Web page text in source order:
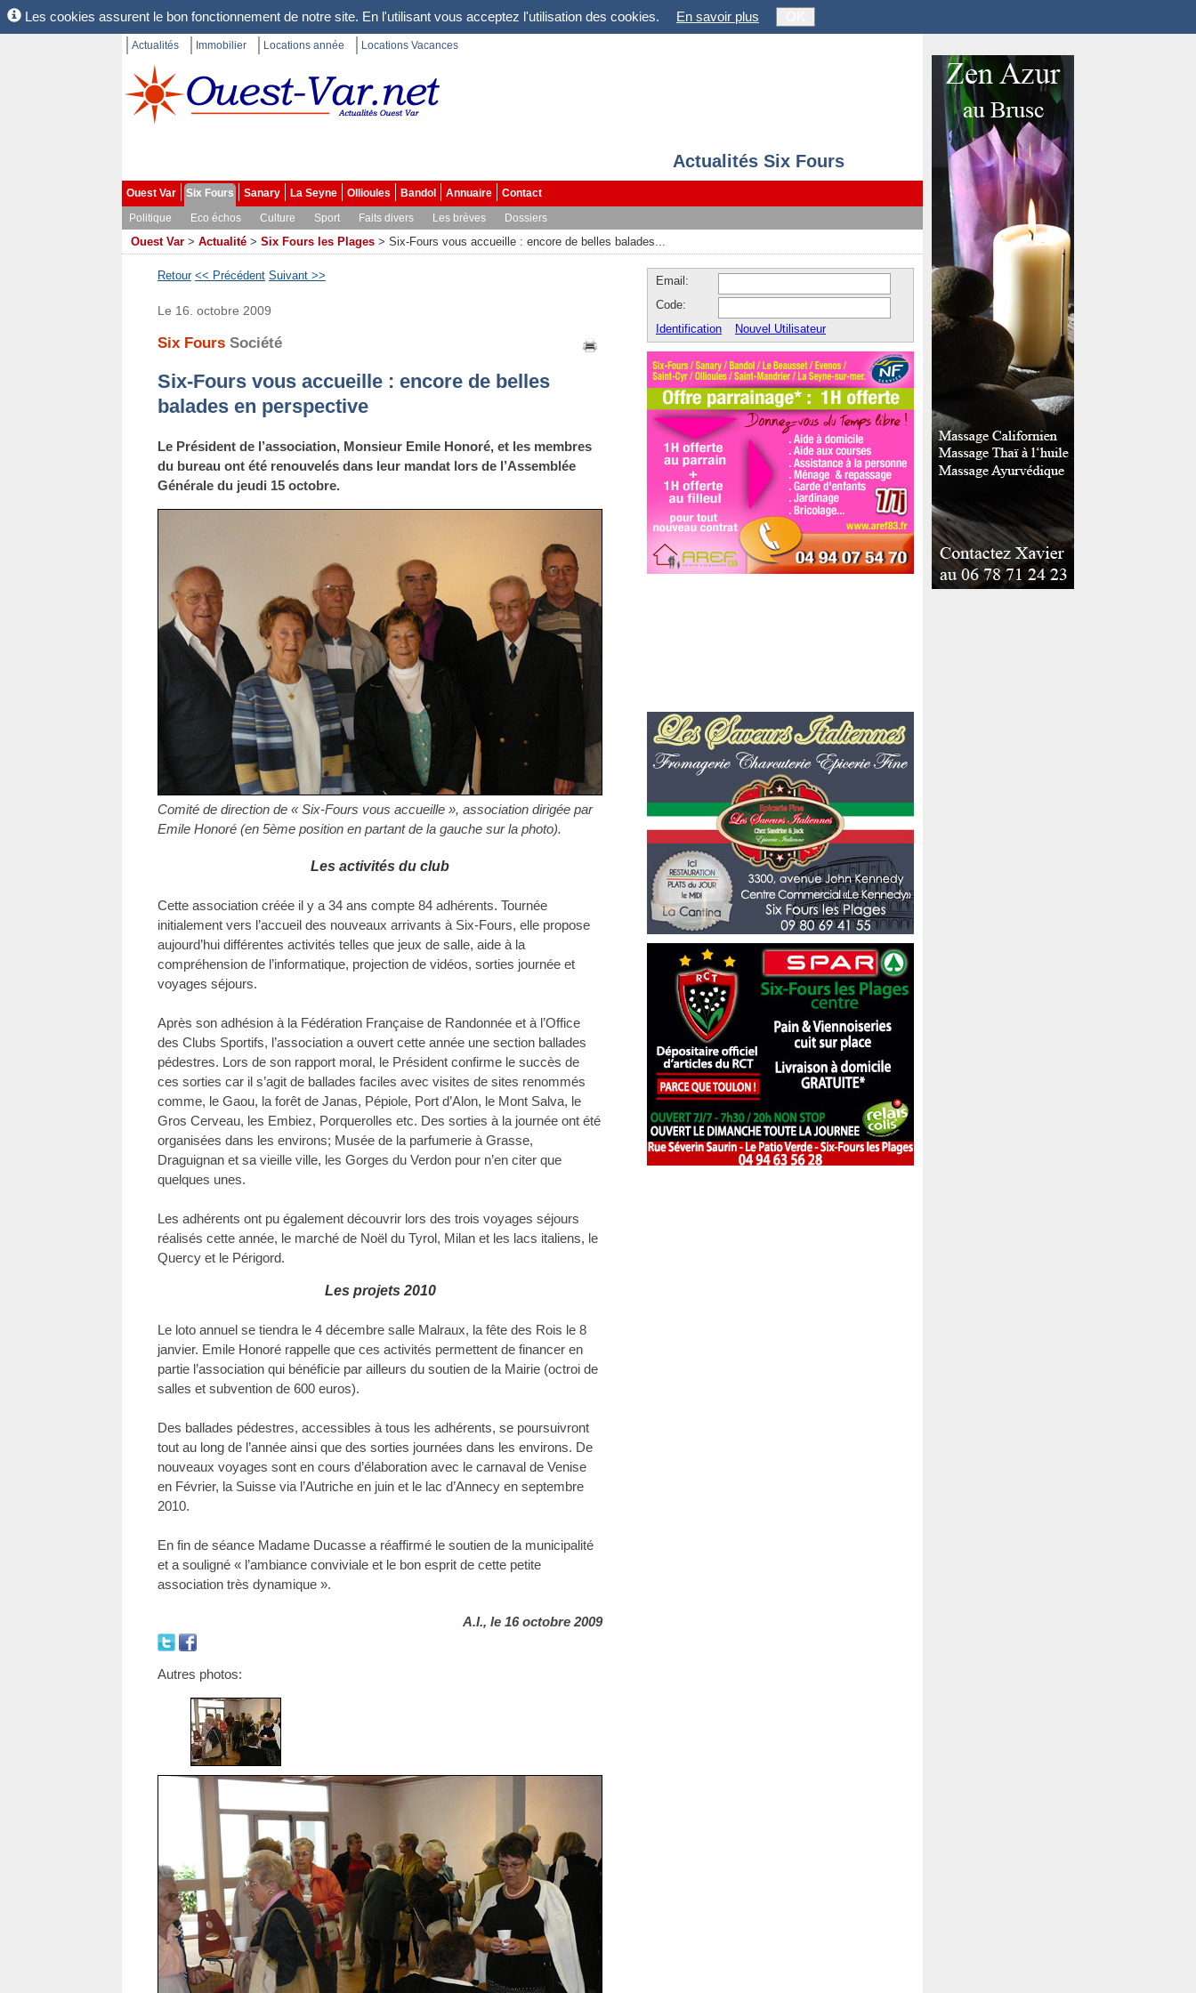
Les cookies assurent le bon fonctionnement de notre site. En l'utilisant vous acceptez l'utilisation des cookies. En savoir plus
Actualités Immobilier Locations année Locations Vacances
Actualités Six Fours
Ouest Var Six Fours Sanary La Seyne Ollioules Bandol Annuaire
Contact
Politique
Eco échos Culture Sport Faits divers Les brèves Dossiers
Ouest Var > Actualité > Six Fours les Plages > Six-Fours vous accueille : encore de belles balades...
Retour << Précédent Suivant >>
Le 16. octobre 2009
Six Fours Société
Six-Fours vous accueille : encore de belles
balades en perspective
Le Président de l’association, Monsieur Emile Honoré, et les membres
du bureau ont été renouvelés dans leur mandat lors de l’Assemblée
Générale du jeudi 15 octobre.
Comité de direction de « Six-Fours vous accueille », association dirigée par
Emile Honoré (en 5ème position en partant de la gauche sur la photo).
Les activités du club
Cette association créée il y a 34 ans compte 84 adhérents. Tournée
initialement vers l’accueil des nouveaux arrivants à Six-Fours, elle propose
aujourd’hui différentes activités telles que jeux de salle, aide à la
compréhension de l’informatique, projection de vidéos, sorties journée et
voyages séjours.
Après son adhésion à la Fédération Française de Randonnée et à l’Office
des Clubs Sportifs, l’association a ouvert cette année une section ballades
pédestres. Lors de son rapport moral, le Président confirme le succès de
ces sorties car il s’agit de ballades faciles avec visites de sites renommés
comme, le Gaou, la forêt de Janas, Pépiole, Port d’Alon, le Mont Salva, le
Gros Cerveau, les Embiez, Porquerolles etc. Des sorties à la journée ont été
organisées dans les environs; Musée de la parfumerie à Grasse,
Draguignan et sa vieille ville, les Gorges du Verdon pour n’en citer que
quelques unes.
Les adhérents ont pu également découvrir lors des trois voyages séjours
réalisés cette année, le marché de Noël du Tyrol, Milan et les lacs italiens, le
Quercy et le Périgord.
Les projets 2010
Le loto annuel se tiendra le 4 décembre salle Malraux, la fête des Rois le 8
janvier. Emile Honoré rappelle que ces activités permettent de financer en
partie l’association qui bénéficie par ailleurs du soutien de la Mairie (octroi de
salles et subvention de 600 euros).
Des ballades pédestres, accessibles à tous les adhérents, se poursuivront
tout au long de l’année ainsi que des sorties journées dans les environs. De
nouveaux voyages sont en cours d’élaboration avec le carnaval de Venise
en Février, la Suisse via l’Autriche en juin et le lac d’Annecy en septembre
2010.
En fin de séance Madame Ducasse a réaffirmé le soutien de la municipalité
et a souligné « l’ambiance conviviale et le bon esprit de cette petite
association très dynamique ».
A.I., le 16 octobre 2009
Autres photos:
Email:
Code:
Identification
Nouvel Utilisateur